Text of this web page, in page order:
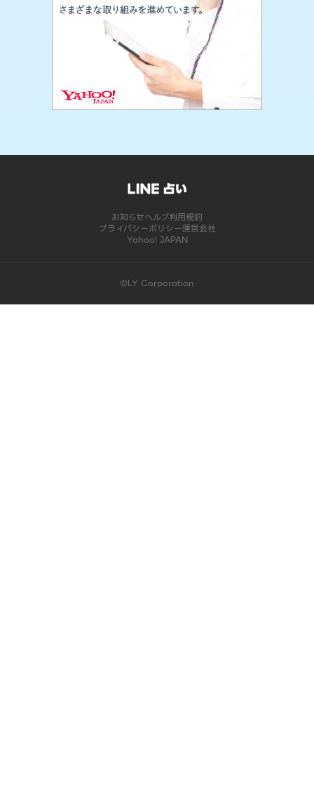
お知らせヘルプ利用規約
プライバシーポリシー運営会社
Yahoo! JAPAN
©LY Corporation
このコンテンツは掲載が終了しました | LINE占い